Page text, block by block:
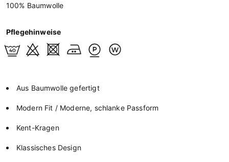
100% Baumwolle
Pflegehinweise
Aus Baumwolle gefertigt
Modern Fit / Moderne, schlanke Passform
Kent-Kragen
Klassisches Design